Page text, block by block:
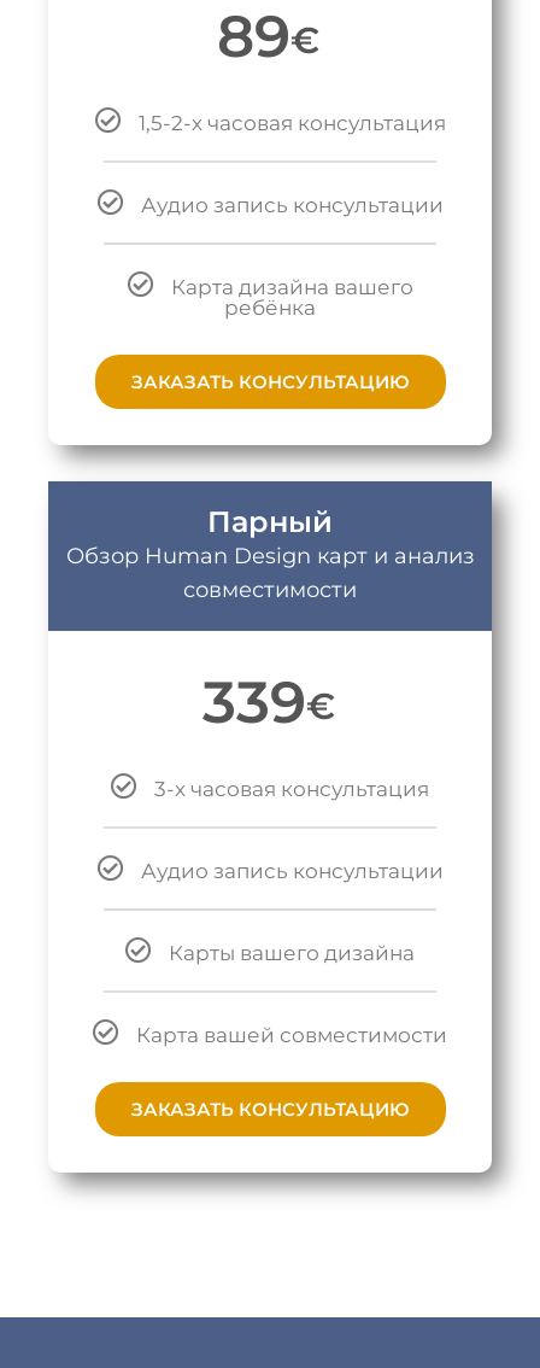
89€
1,5-2-х часовая консультация
Аудио запись консультации
Карта дизайна вашего
ребёнка
ЗАКАЗАТЬ КОНСУЛЬТАЦИЮ
Парный
Обзор Human Design карт и анализ
совместимости
339€
3-х часовая консультация
Аудио запись консультации
Карты вашего дизайна
Карта вашей совместимости
ЗАКАЗАТЬ КОНСУЛЬТАЦИЮ